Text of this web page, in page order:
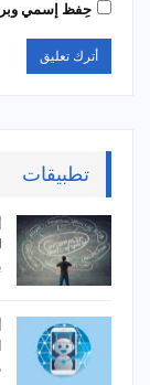
حِفظ إسمي
تطبيقات